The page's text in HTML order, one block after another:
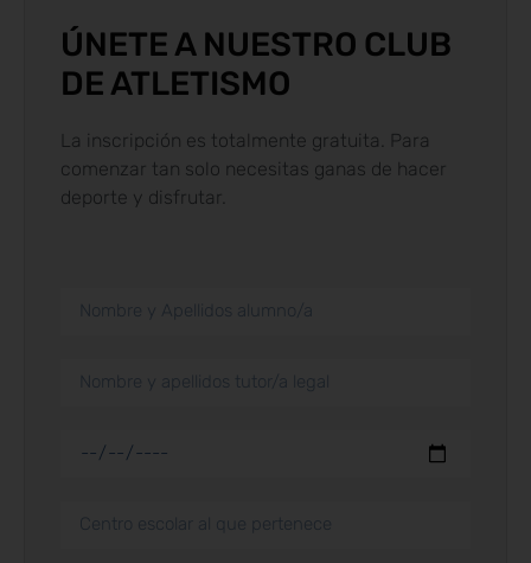
ÚNETE A NUESTRO CLUB
DE ATLETISMO
La inscripción es totalmente gratuita. Para
comenzar tan solo necesitas ganas de hacer
deporte y disfrutar.